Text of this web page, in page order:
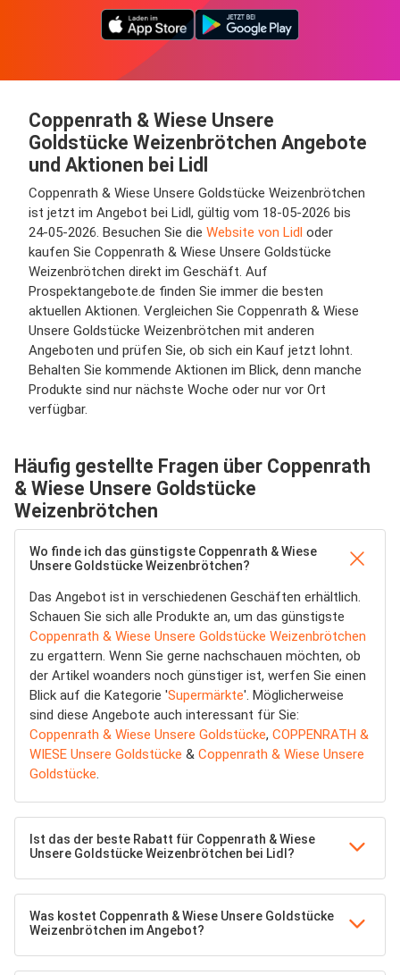
Coppenrath & Wiese Unsere
Goldstücke Weizenbrötchen Angebote
und Aktionen bei Lidl
Coppenrath & Wiese Unsere Goldstücke Weizenbrötchen
ist jetzt im Angebot bei Lidl, gültig vom 18-05-2026 bis
24-05-2026. Besuchen Sie die Website von Lidl oder
kaufen Sie Coppenrath & Wiese Unsere Goldstücke
Weizenbrötchen direkt im Geschäft. Auf
Prospektangebote.de finden Sie immer die besten
aktuellen Aktionen. Vergleichen Sie Coppenrath & Wiese
Unsere Goldstücke Weizenbrötchen mit anderen
Angeboten und prüfen Sie, ob sich ein Kauf jetzt lohnt.
Behalten Sie kommende Aktionen im Blick, denn manche
Produkte sind nur nächste Woche oder nur vor Ort
verfügbar.
Häufig gestellte Fragen über Coppenrath
& Wiese Unsere Goldstücke
Weizenbrötchen
Wo finde ich das günstigste Coppenrath & Wiese
Unsere Goldstücke Weizenbrötchen?
Das Angebot ist in verschiedenen Geschäften erhältlich.
Schauen Sie sich alle Produkte an, um das günstigste
Coppenrath & Wiese Unsere Goldstücke Weizenbrötchen
zu ergattern. Wenn Sie gerne nachschauen möchten, ob
der Artikel woanders noch günstiger ist, werfen Sie einen
Blick auf die Kategorie 'Supermärkte'. Möglicherweise
sind diese Angebote auch interessant für Sie:
Coppenrath & Wiese Unsere Goldstücke, COPPENRATH &
WIESE Unsere Goldstücke & Coppenrath & Wiese Unsere
Goldstücke.
Ist das der beste Rabatt für Coppenrath & Wiese
Unsere Goldstücke Weizenbrötchen bei Lidl?
Was kostet Coppenrath & Wiese Unsere Goldstücke
Weizenbrötchen im Angebot?